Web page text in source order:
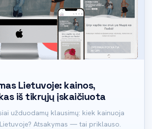
Lietuvoje: kainos,
iš tikrųjų įskaičiuota
užduodamų klausimų: kiek kainuoja
Atsakymas — tai priklauso.